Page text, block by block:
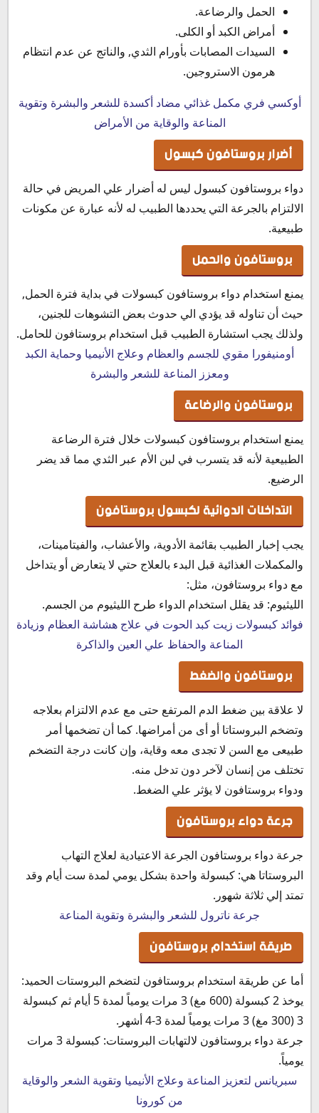
الحمل والرضاعة.
أمراض الكبد أو الكلى.
السيدات المصابات بأورام الثدي, والناتج عن عدم انتظام
هرمون الاستروجين.
أوكسي فري مكمل غذائي مضاد أكسدة للشعر والبشرة وتقوية
المناعة والوقاية من الأمراض
أضرار بروستافون كبسول
دواء بروستافون كبسول ليس له أضرار علي المريض في حالة
الالتزام بالجرعة التي يحددها الطبيب له لأنه عبارة عن مكونات
طبيعية.
بروستافون والحمل
يمنع استخدام دواء بروستافون كبسولات في بداية فترة الحمل,
حيث أن تناوله قد يؤدي الي حدوث بعض التشوهات للجنين،
ولذلك يجب استشارة الطبيب قبل استخدام بروستافون للحامل.
أومنيفورا مقوي للجسم والعظام وعلاج الأنيميا وحماية الكبد
ومعزز المناعة للشعر والبشرة
بروستافون والرضاعة
يمنع استخدام بروستافون كبسولات خلال فترة الرضاعة
الطبيعية لأنه قد يتسرب في لبن الأم عبر الثدي مما قد يضر
الرضيع.
التداخلات الدوائية لكبسول بروستافون
يجب إخبار الطبيب بقائمة الأدوية، والأعشاب، والفيتامينات،
والمكملات الغذائية قبل البدء بالعلاج حتي لا يتعارض أو يتداخل
مع دواء بروستافون، مثل:
الليثيوم: قد يقلل استخدام الدواء طرح الليثيوم من الجسم.
فوائد كبسولات زيت كبد الحوت في علاج هشاشة العظام وزيادة
المناعة والحفاظ علي العين والذاكرة
بروستافون والضغط
لا علاقة بين ضغط الدم المرتفع حتى مع عدم الالتزام بعلاجه
وتضخم البروستاتا أو أى من أمراضها. كما أن تضخمها أمر
طبيعى مع السن لا تجدى معه وقاية، وإن كانت درجة التضخم
تختلف من إنسان لآخر دون تدخل منه.
ودواء بروستافون لا يؤثر علي الضغط.
جرعة دواء بروستافون
جرعة دواء بروستافون الجرعة الاعتيادية لعلاج التهاب
البروستاتا هي: كبسولة واحدة بشكل يومي لمدة ست أيام وقد
تمتد إلي ثلاثة شهور.
جرعة ناترول للشعر والبشرة وتقوية المناعة
طريقة استخدام بروستافون
أما عن طريقة استخدام بروستافون لتضخم البروستات الحميد:
يوخذ 2 كبسولة (600 مغ) 3 مرات يومياً لمدة 5 أيام ثم كبسولة
3 (300 مغ) 3 مرات يومياً لمدة 3-4 أشهر.
جرعة دواء بروستافون لالتهابات البروستات: كبسولة 3 مرات
يومياً.
سبريانس لتعزيز المناعة وعلاج الأنيميا وتقوية الشعر والوقاية
من كورونا